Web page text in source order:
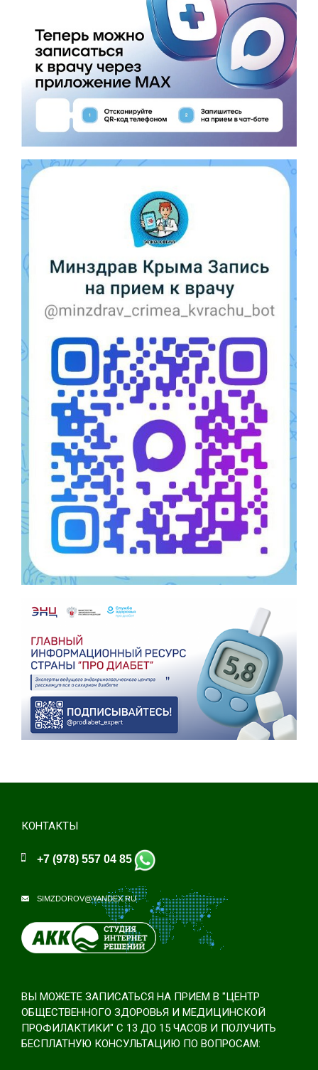
КОНТАКТЫ
+7 (978) 557 04 85
SIMZDOROV@YANDEX.RU
ВЫ МОЖЕТЕ ЗАПИСАТЬСЯ НА ПРИЕМ В "ЦЕНТР
ОБЩЕСТВЕННОГО ЗДОРОВЬЯ И МЕДИЦИНСКОЙ
ПРОФИЛАКТИКИ" С 13 ДО 15 ЧАСОВ И ПОЛУЧИТЬ
БЕСПЛАТНУЮ КОНСУЛЬТАЦИЮ ПО ВОПРОСАМ: